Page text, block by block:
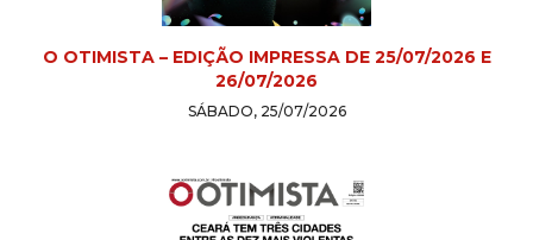
O OTIMISTA – EDIÇÃO IMPRESSA DE 25/07/2026 E
26/07/2026
SÁBADO, 25/07/2026